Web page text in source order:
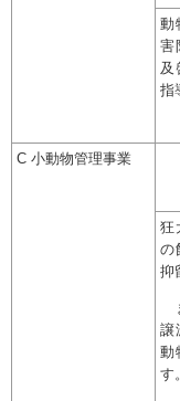
動
害
及
指
C 小動物管理事業
狂
の
抑
譲
動
す。